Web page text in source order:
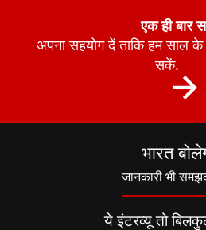
एक ही बार
अपना सहयोग दें ताकि हम साल
सकें.
भारत
जानकारी भी
ये इंटरव्यू तो